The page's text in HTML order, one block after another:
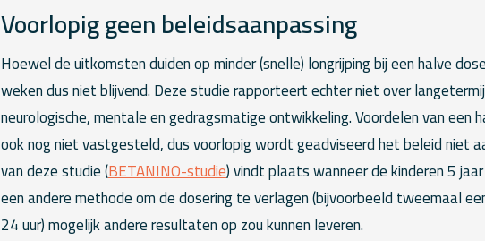
Voorlopig geen beleidsaanpassing
Hoewel de uitkomsten duiden op minder (snelle) longrijping bij een halve
weken dus niet blijvend. Deze studie rapporteert echter niet over
neurologische, mentale en gedragsmatige ontwikkeling. Voordelen van een
ook nog niet vastgesteld, dus voorlopig wordt geadviseerd het beleid niet
van deze studie (BETANINO-studie) vindt plaats wanneer de kinderen 5
een andere methode om de dosering te verlagen (bijvoorbeeld tweemaal
24 uur) mogelijk andere resultaten op zou kunnen leveren.